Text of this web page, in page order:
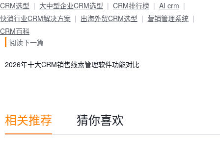
CRM选型
大中型企业CRM选型 CRM排行榜
AI crm
快消行业CRM解决方案
出海外贸CRM选型
营销管理系统
CRM百科
阅读下一篇
2026年十大CRM销售线索管理软件功能对比
相关推荐 猜你喜欢